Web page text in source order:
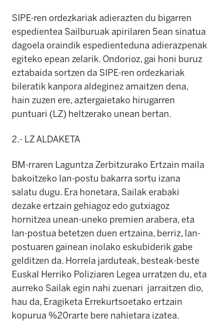
SIPE-ren ordezkariak adierazten du bigarren
espedientea Sailburuak apirilaren 5ean sinatua
dagoela oraindik espedienteduna adierazpenak
egiteko epean zelarik. Ondorioz, gai honi buruz
eztabaida sortzen da SIPE-ren ordezkariak
bileratik kanpora aldeginez amaitzen dena,
hain zuzen ere, aztergaietako hirugarren
puntuari (LZ) heltzerako unean bertan.
2.- LZ ALDAKETA
BM-rraren Laguntza Zerbitzurako Ertzain maila
bakoitzeko lan-postu bakarra sortu izana
salatu dugu. Era honetara, Sailak erabaki
dezake ertzain gehiagoz edo gutxiagoz
hornitzea unean-uneko premien arabera, eta
lan-postua betetzen duen ertzaina, berriz, lan-
postuaren gainean inolako eskubiderik gabe
gelditzen da. Horrela jarduteak, besteak-beste
Euskal Herriko Poliziaren Legea urratzen du, eta
aurreko Sailak egin nahi zuenari jarraitzen dio,
hau da, Eragiketa Errekurtsoetako ertzain
kopurua %20rarte bere nahietara izatea.